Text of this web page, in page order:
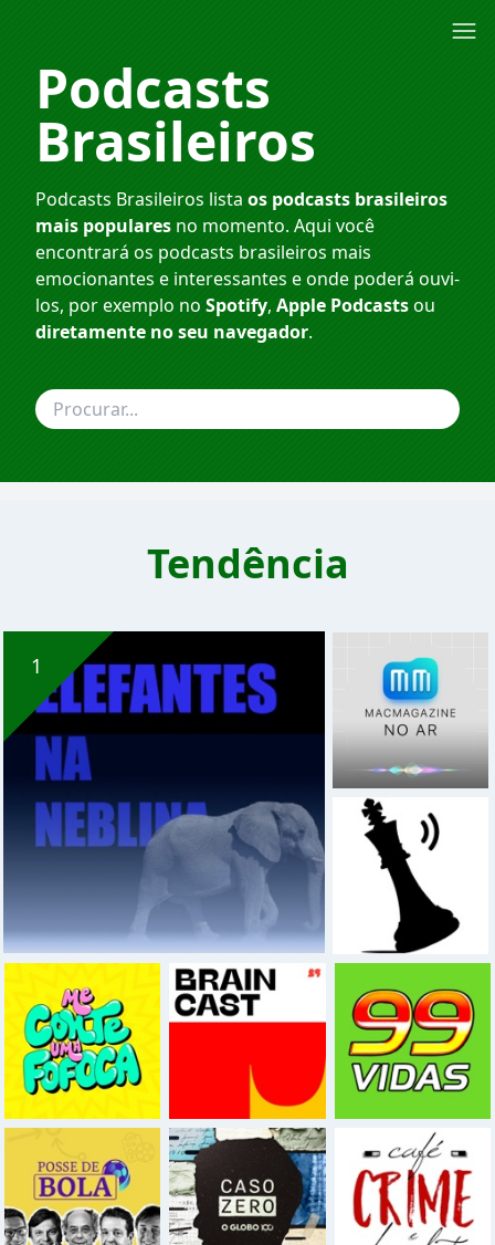
Podcasts
Brasileiros
Podcasts Brasileiros lista os podcasts brasileiros
mais populares no momento. Aqui você
encontrará os podcasts brasileiros mais
emocionantes e interessantes e onde poderá ouvi-
los, por exemplo no Spotify, Apple Podcastsou
diretamente no seu navegador.
Tendência